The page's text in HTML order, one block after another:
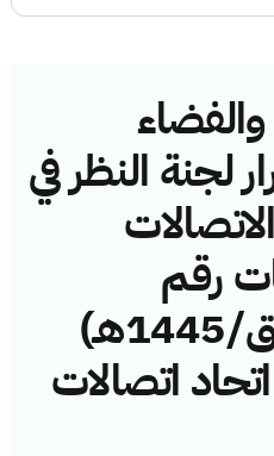
لجنة النظر في
رقم
(45114610/ق/1445هـ)
اتصالات